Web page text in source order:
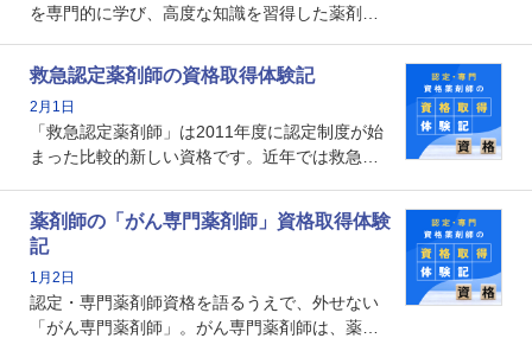
を専門的に学び、高度な知識を習得した薬剤師
や、特有の疾患、心理状況を理解し、専門性を
深めることで、子どもとその保護者に寄り添え
る存在です。今回はそんな小児薬物療法認定薬
剤師の取得体験記をご紹介します。
救急認定薬剤師の資格取得体験記
2月1日
「救急認定薬剤師」は2011年度に認定制度が始
まった比較的新しい資格です。近年では救急病
とから、救急認定薬剤師を目指す病院薬剤師も
増えているのではないでしょうか。今回はそん
な救急認定薬剤師の取得体験記をご紹介しま
す。
薬剤師の「がん専門薬剤師」資格取得体験
記
1月2日
認定・専門薬剤師資格を語るうえで、外せない
「がん専門薬剤師」。がん専門薬剤師は、薬剤